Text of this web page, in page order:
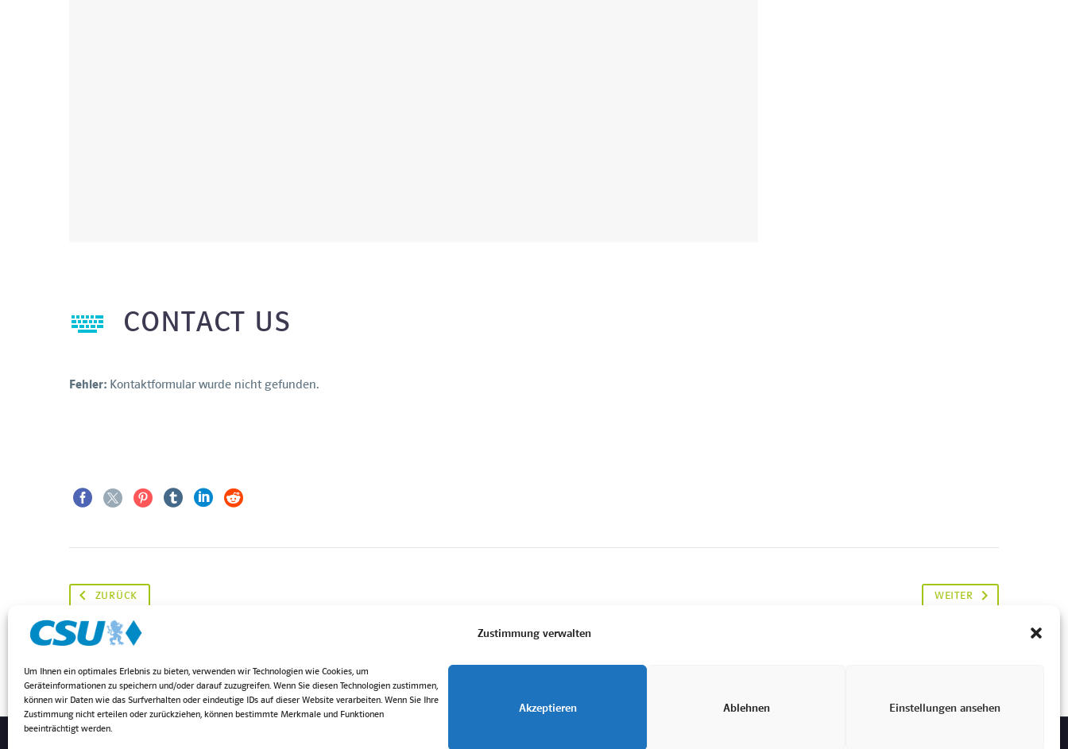
Zustimmung verwalten
Um Ihnen ein optimales Erlebnis zu bieten, verwenden wir Technologien wie Cookies, um
Geräteinformationen zu speichern und/oder darauf zuzugreifen. Wenn Sie diesen Technologien zustimmen,
können wir Daten wie das Surfverhalten oder eindeutige IDs auf dieser Website verarbeiten. Wenn Sie Ihre
Zustimmung nicht erteilen oder zurückziehen, können bestimmte Merkmale und Funktionen
beeinträchtigt werden.
Akzeptieren Ablehnen Einstellungen ansehen

 CONTACT US
Fehler: Kontaktformular wurde nicht gefunden.
ZURÜCK WEITER